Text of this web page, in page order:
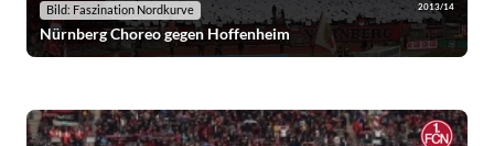
Bild: Faszination Nordkurve 2013/14
Nürnberg Choreo gegen Hoffenheim